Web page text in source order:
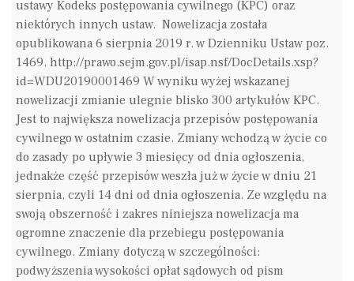
ustawy Kodeks postępowania cywilnego (KPC) oraz
niektórych innych ustaw. Nowelizacja została
opublikowana 6 sierpnia 2019 r. w Dzienniku Ustaw poz.
1469. http://prawo.sejm.gov.pl/isap.nsf/DocDetails.xsp?
id=WDU20190001469 W wyniku wyżej wskazanej
nowelizacji zmianie ulegnie blisko 300 artykułów KPC.
Jest to największa nowelizacja przepisów postępowania
cywilnego w ostatnim czasie. Zmiany wchodzą w życie co
do zasady po upływie 3 miesięcy od dnia ogłoszenia,
jednakże część przepisów weszła już w życie w dniu 21
sierpnia, czyli 14 dni od dnia ogłoszenia. Ze względu na
swoją obszerność i zakres niniejsza nowelizacja ma
ogromne znaczenie dla przebiegu postępowania
cywilnego. Zmiany dotyczą w szczególności:
podwyższenia wysokości opłat sądowych od pism